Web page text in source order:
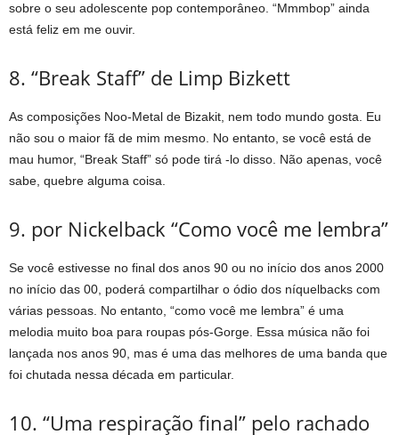
sobre o seu adolescente pop contemporâneo. “Mmmbop” ainda
está feliz em me ouvir.
8. “Break Staff” de Limp Bizkett
As composições Noo-Metal de Bizakit, nem todo mundo gosta. Eu
não sou o maior fã de mim mesmo. No entanto, se você está de
mau humor, “Break Staff” só pode tirá -lo disso. Não apenas, você
sabe, quebre alguma coisa.
9. por Nickelback “Como você me lembra”
Se você estivesse no final dos anos 90 ou no início dos anos 2000
no início das 00, poderá compartilhar o ódio dos níquelbacks com
várias pessoas. No entanto, “como você me lembra” é uma
melodia muito boa para roupas pós-Gorge. Essa música não foi
lançada nos anos 90, mas é uma das melhores de uma banda que
foi chutada nessa década em particular.
10. “Uma respiração final” pelo rachado